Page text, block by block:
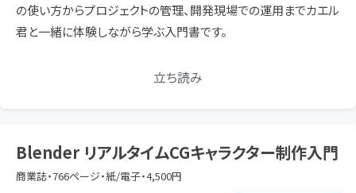
の使い方からプロジェクトの管理、開発現場での運用までカエル
君と一緒に体験しながら学ぶ入門書です。
立ち読み
Blender リアルタイムCGキャラクター制作入門
商業誌・766ページ・紙/電子・4,500円